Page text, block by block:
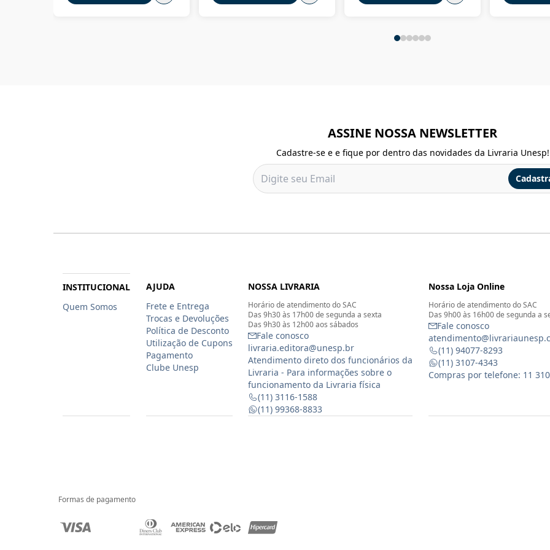
ASSINE NOSSA NEWSLETTER
Cadastre-se e e fique por dentro das novidades da Livraria Unesp!
INSTITUCIONAL
Quem Somos
AJUDA
Frete e Entrega
Trocas e Devoluções
Política de Desconto
Utilização de Cupons
Pagamento
Clube Unesp
NOSSA LIVRARIA
Horário de atendimento do SAC
Das 9h30 às 17h00 de segunda a sexta
Das 9h30 às 12h00 aos sábados
Fale conosco
livraria.editora@unesp.br
Atendimento direto dos funcionários da
Livraria - Para informações sobre o
funcionamento da Livraria física
(11) 3116-1588
(11) 99368-8833
Nossa Loja Online
Horário de atendimento do SAC
Das 9h00 às 16h00 de segunda a
Fale conosco
(11) 94077-8293
(11) 3107-4343
Compras por telefone: 11
Formas de pagamento